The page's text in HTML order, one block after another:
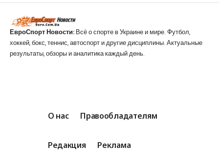
ЕвроСпорт Новости: Всё о спорте в Украине и мире. Футбол,
хоккей, бокс, теннис, автоспорт и другие дисциплины. Актуальные
результаты, обзоры и аналитика каждый день.
О нас Правообладателям
Редакция Реклама